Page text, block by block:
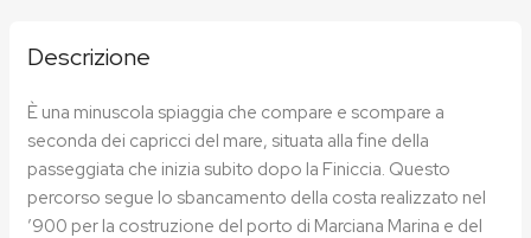
Descrizione
È una minuscola spiaggia che compare e scompare a
seconda dei capricci del mare, situata alla fine della
passeggiata che inizia subito dopo la Finiccia. Questo
percorso segue lo sbancamento della costa realizzato nel
’900 per la costruzione del porto di Marciana Marina e del